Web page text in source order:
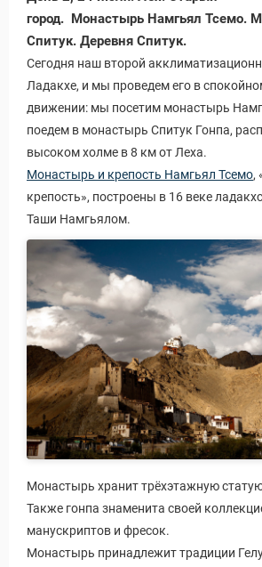
город. Монастырь Намгьял Тсемо.
Спитук. Деревня Спитук.
Сегодня наш второй
Ладакхе, и мы проведем его в
движении: мы посетим монастырь
поедем в монастырь Спитук Гонпа,
высоком холме в 8 км от Леха.
Монастырь и крепость Намгьял Тсемо,
крепость», построены в 16 веке
Таши Намгьялом.
Монастырь хранит трёхэтажную
Также гонпа знаменита своей
манускриптов и фресок.
Монастырь принадлежит традиции